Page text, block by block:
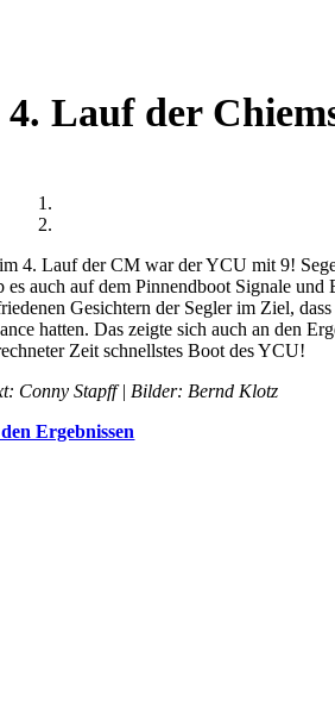
4. Lauf der
4. Lauf der CM war der YCU mit 9!
es auch auf dem Pinnendboot Signale
Gesichtern der Segler im Ziel,
hatten. Das zeigte sich auch an den
Zeit schnellstes Boot des YCU!
Conny Stapff | Bilder: Bernd Klotz
Ergebnissen